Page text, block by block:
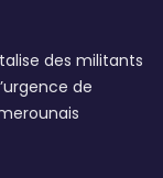
des militants
de